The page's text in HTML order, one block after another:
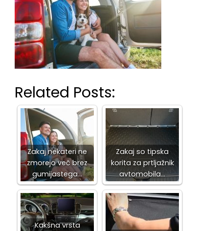
Related Posts:
Zakaj nekateri ne
zmorejo več brez
gumijastega…
Zakaj so tipska
korita za prtljažnik
avtomobila…
Kakšna vrsta